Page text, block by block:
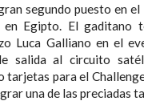
Open que se
terminaba a un solo
Galliano en el evento que ha
salida al circuito
tarjetas para el